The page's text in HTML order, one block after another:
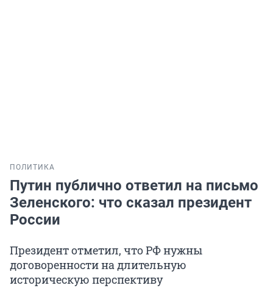
ПОЛИТИКА
Путин публично ответил на письмо
Зеленского: что сказал президент
России
Президент отметил, что РФ нужны
договоренности на длительную
историческую перспективу